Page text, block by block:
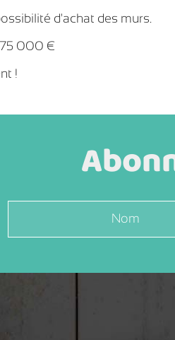
d'achat des murs.
000 €
!